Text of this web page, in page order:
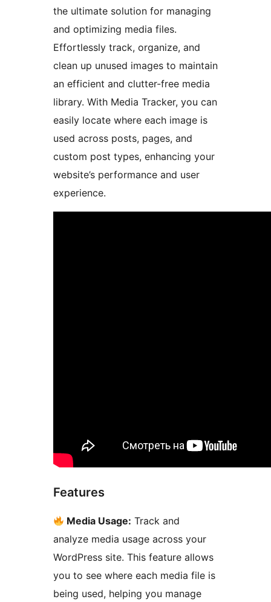
the ultimate solution for managing
and optimizing media files.
Effortlessly track, organize, and
clean up unused images to maintain
an efficient and clutter-free media
library. With Media Tracker, you can
easily locate where each image is
used across posts, pages, and
custom post types, enhancing your
website’s performance and user
experience.
Features
Media Usage: Track and
analyze media usage across your
WordPress site. This feature allows
you to see where each media file is
being used, helping you manage